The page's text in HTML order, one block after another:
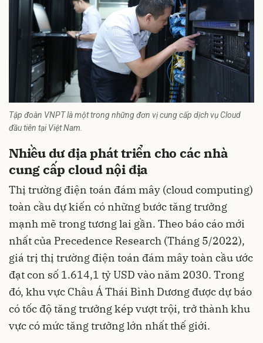
Tập đoàn VNPT là một trong những đơn vị cung cấp dịch vụ Cloud
đầu tiên tại Việt Nam.
Nhiều dư địa phát triển cho các nhà
cung cấp cloud nội địa
Thị trường điện toán đám mây (cloud computing)
toàn cầu dự kiến có những bước tăng trưởng
mạnh mẽ trong tương lai gần. Theo báo cáo mới
nhất của Precedence Research (Tháng 5/2022),
giá trị thị trường điện toán đám mây toàn cầu ước
đạt con số 1.614,1 tỷ USD vào năm 2030. Trong
đó, khu vực Châu Á Thái Bình Dương được dự báo
có tốc độ tăng trưởng kép vượt trội, trở thành khu
vực có mức tăng trưởng lớn nhất thế giới.